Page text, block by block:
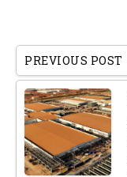
PREVIOUS POST